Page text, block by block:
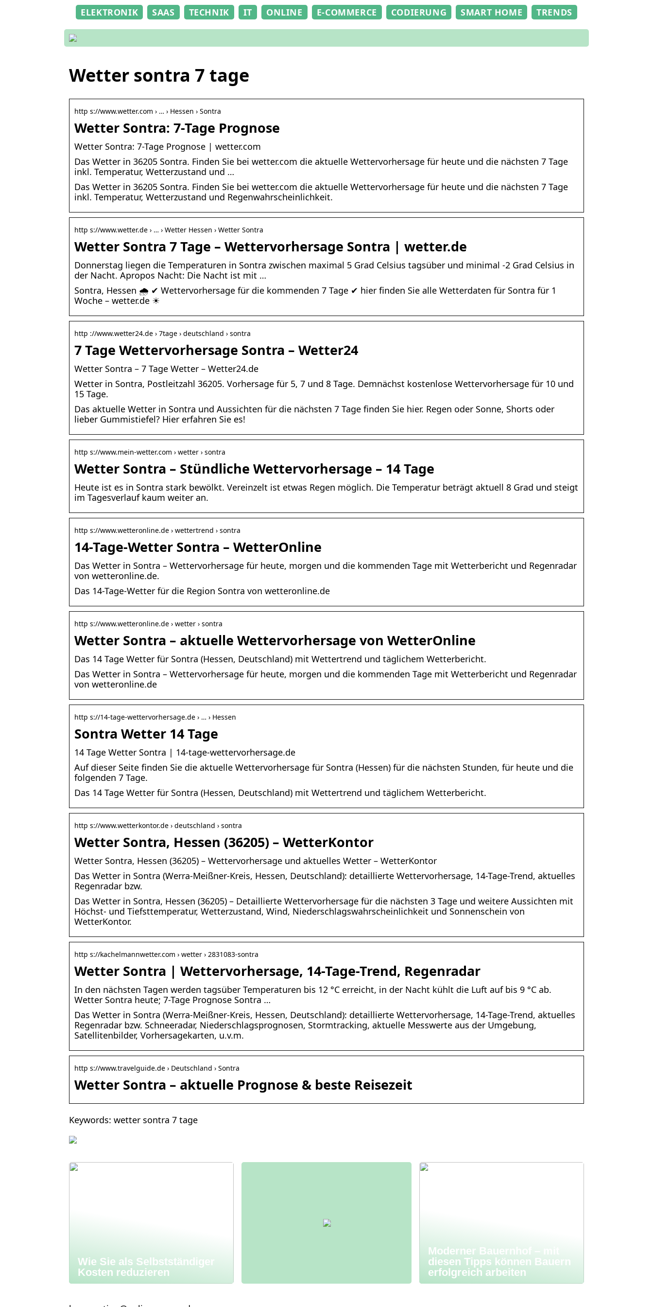
ELEKTRONIK SAAS TECHNIK IT ONLINE E-COMMERCE CODIERUNG SMART HOME TRENDS
Wetter sontra 7 tage
http s://www.wetter.com › … › Hessen › Sontra
Wetter Sontra: 7-Tage Prognose
Wetter Sontra: 7-Tage Prognose | wetter.com
Das Wetter in 36205 Sontra. Finden Sie bei wetter.com die aktuelle Wettervorhersage für heute und die nächsten 7 Tage
inkl. Temperatur, Wetterzustand und …
Das Wetter in 36205 Sontra. Finden Sie bei wetter.com die aktuelle Wettervorhersage für heute und die nächsten 7 Tage
inkl. Temperatur, Wetterzustand und Regenwahrscheinlichkeit.
http s://www.wetter.de › … › Wetter Hessen › Wetter Sontra
Wetter Sontra 7 Tage – Wettervorhersage Sontra | wetter.de
Donnerstag liegen die Temperaturen in Sontra zwischen maximal 5 Grad Celsius tagsüber und minimal -2 Grad Celsius in
der Nacht. Apropos Nacht: Die Nacht ist mit …
Sontra, Hessen 🌧️ ✔ Wettervorhersage für die kommenden 7 Tage ✔ hier finden Sie alle Wetterdaten für Sontra für 1
Woche – wetter.de ☀
http ://www.wetter24.de › 7tage › deutschland › sontra
7 Tage Wettervorhersage Sontra – Wetter24
Wetter Sontra – 7 Tage Wetter – Wetter24.de
Wetter in Sontra, Postleitzahl 36205. Vorhersage für 5, 7 und 8 Tage. Demnächst kostenlose Wettervorhersage für 10 und
15 Tage.
Das aktuelle Wetter in Sontra und Aussichten für die nächsten 7 Tage finden Sie hier. Regen oder Sonne, Shorts oder
lieber Gummistiefel? Hier erfahren Sie es!
http s://www.mein-wetter.com › wetter › sontra
Wetter Sontra – Stündliche Wettervorhersage – 14 Tage
Heute ist es in Sontra stark bewölkt. Vereinzelt ist etwas Regen möglich. Die Temperatur beträgt aktuell 8 Grad und steigt
im Tagesverlauf kaum weiter an.
http s://www.wetteronline.de › wettertrend › sontra
14-Tage-Wetter Sontra – WetterOnline
Das Wetter in Sontra – Wettervorhersage für heute, morgen und die kommenden Tage mit Wetterbericht und Regenradar
von wetteronline.de.
Das 14-Tage-Wetter für die Region Sontra von wetteronline.de
http s://www.wetteronline.de › wetter › sontra
Wetter Sontra – aktuelle Wettervorhersage von WetterOnline
Das 14 Tage Wetter für Sontra (Hessen, Deutschland) mit Wettertrend und täglichem Wetterbericht.
Das Wetter in Sontra – Wettervorhersage für heute, morgen und die kommenden Tage mit Wetterbericht und Regenradar
von wetteronline.de
http s://14-tage-wettervorhersage.de › … › Hessen
Sontra Wetter 14 Tage
14 Tage Wetter Sontra | 14-tage-wettervorhersage.de
Auf dieser Seite finden Sie die aktuelle Wettervorhersage für Sontra (Hessen) für die nächsten Stunden, für heute und die
folgenden 7 Tage.
Das 14 Tage Wetter für Sontra (Hessen, Deutschland) mit Wettertrend und täglichem Wetterbericht.
http s://www.wetterkontor.de › deutschland › sontra
Wetter Sontra, Hessen (36205) – WetterKontor
Wetter Sontra, Hessen (36205) – Wettervorhersage und aktuelles Wetter – WetterKontor
Das Wetter in Sontra (Werra-Meißner-Kreis, Hessen, Deutschland): detaillierte Wettervorhersage, 14-Tage-Trend, aktuelles
Regenradar bzw.
Das Wetter in Sontra, Hessen (36205) – Detaillierte Wettervorhersage für die nächsten 3 Tage und weitere Aussichten mit
Höchst- und Tiefsttemperatur, Wetterzustand, Wind, Niederschlagswahrscheinlichkeit und Sonnenschein von
WetterKontor.
http s://kachelmannwetter.com › wetter › 2831083-sontra
Wetter Sontra | Wettervorhersage, 14-Tage-Trend, Regenradar
In den nächsten Tagen werden tagsüber Temperaturen bis 12 °C erreicht, in der Nacht kühlt die Luft auf bis 9 °C ab.
Wetter Sontra heute; 7-Tage Prognose Sontra …
Das Wetter in Sontra (Werra-Meißner-Kreis, Hessen, Deutschland): detaillierte Wettervorhersage, 14-Tage-Trend, aktuelles
Regenradar bzw. Schneeradar, Niederschlagsprognosen, Stormtracking, aktuelle Messwerte aus der Umgebung,
Satellitenbilder, Vorhersagekarten, u.v.m.
http s://www.travelguide.de › Deutschland › Sontra
Wetter Sontra – aktuelle Prognose & beste Reisezeit
Keywords: wetter sontra 7 tage
Wie Sie als Selbstständiger
Kosten reduzieren
Moderner Bauernhof – mit
diesen Tipps können Bauern
erfolgreich arbeiten